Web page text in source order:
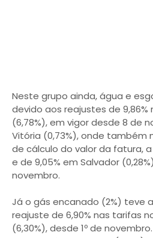
Neste grupo ainda, água e
devido aos reajustes de 9,86%
(6,78%), em vigor desde 8 de
Vitória (0,73%), onde também
de cálculo do valor da fatura,
e de 9,05% em Salvador
novembro.
Já o gás encanado (2%) teve
reajuste de 6,90% nas tarifas
(6,30%), desde 1º de